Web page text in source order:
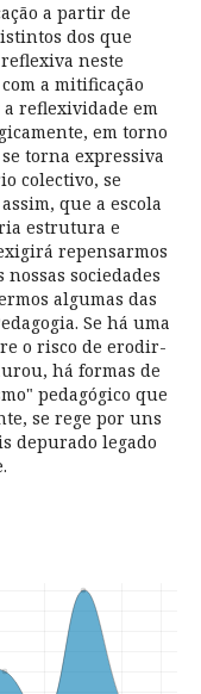
a partir de
dos que
neste
a mitificação
reflexividade em
em torno
torna expressiva
colectivo, se
que a escola
estrutura e
repensarmos
sociedades
algumas das
Se há uma
o risco de erodir-
há formas de
pedagógico que
se rege por uns
depurado legado